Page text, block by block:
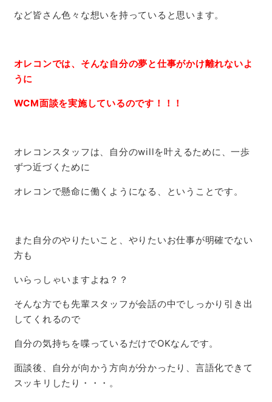
など皆さん色々な想いを持っていると思います。
オレコンでは、そんな自分の夢と仕事がかけ離れないよ
うに
WCM面談を実施しているのです！！！
オレコンスタッフは、自分のwillを叶えるために、一歩
ずつ近づくために
オレコンで懸命に働くようになる、ということです。
また自分のやりたいこと、やりたいお仕事が明確でない
方も
いらっしゃいますよね？？
そんな方でも先輩スタッフが会話の中でしっかり引き出
してくれるので
自分の気持ちを喋っているだけでOKなんです。
面談後、自分が向かう方向が分かったり、言語化できて
スッキリしたり・・・。